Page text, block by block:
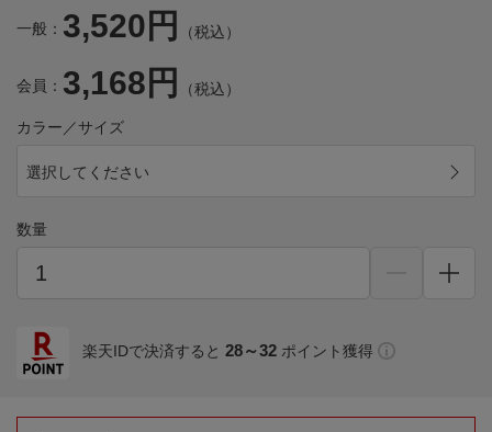
一般： 3,520円 （税込）
会員： 3,168円 （税込）
カラー／サイズ
選択してください
数量
楽天IDで決済すると 28～32 ポイント獲得